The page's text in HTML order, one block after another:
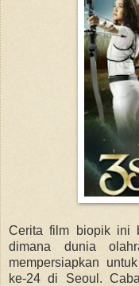
Cerita film biopik ini
dimana dunia
mempersiapkan
ke-24 di Seoul.